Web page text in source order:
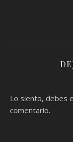
Lo siento, debes
comentario.